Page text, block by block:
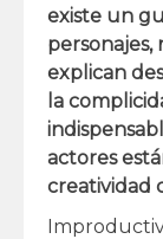
existe un
personajes,
explican
la
actores
creatividad